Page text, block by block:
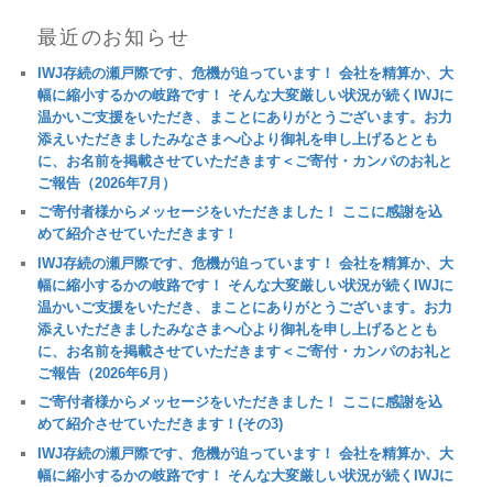
最近のお知らせ
IWJ存続の瀬戸際です、危機が迫っています！ 会社を精算か、大
幅に縮小するかの岐路です！ そんな大変厳しい状況が続くIWJに
温かいご支援をいただき、まことにありがとうございます。お力
添えいただきましたみなさまへ心より御礼を申し上げるととも
に、お名前を掲載させていただきます＜ご寄付・カンパのお礼と
ご報告（2026年7月）
ご寄付者様からメッセージをいただきました！ ここに感謝を込
めて紹介させていただきます！
IWJ存続の瀬戸際です、危機が迫っています！ 会社を精算か、大
幅に縮小するかの岐路です！ そんな大変厳しい状況が続くIWJに
温かいご支援をいただき、まことにありがとうございます。お力
添えいただきましたみなさまへ心より御礼を申し上げるととも
に、お名前を掲載させていただきます＜ご寄付・カンパのお礼と
ご報告（2026年6月）
ご寄付者様からメッセージをいただきました！ ここに感謝を込
めて紹介させていただきます！(その3)
IWJ存続の瀬戸際です、危機が迫っています！ 会社を精算か、大
幅に縮小するかの岐路です！ そんな大変厳しい状況が続くIWJに